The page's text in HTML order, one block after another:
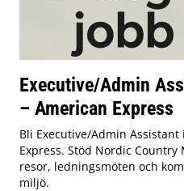
Executive/Admin
– American Express
Bli Executive/Admin
Express. Stöd Nordic
resor, ledningsmöten och
miljö.